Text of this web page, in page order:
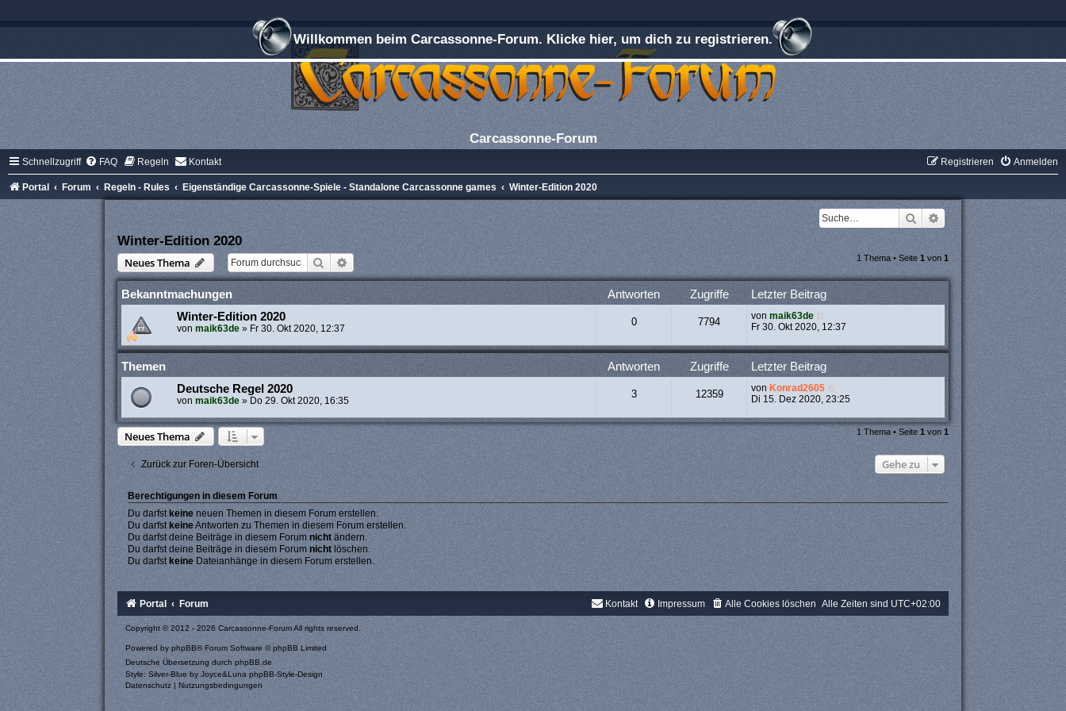
Willkommen beim Carcassonne-Forum. Klicke hier, um dich zu registrieren.
Carcassonne-Forum
Schnellzugriff FAQ Regeln Kontakt Anmelden
Registrieren
Portal Forum Regeln - Rules Eigenständige Carcassonne-Spiele - Standalone Carcassonne games Winter-Edition 2020
Suche
Erweiterte Suche
Winter-Edition 2020
Neues Thema
Suche Erweiterte Suche 1 Thema • Seite1 von1
Bekanntmachungen Antworten Zugriffe Letzter Beitrag
Winter-Edition 2020
von maik63de» Fr 30. Okt 2020, 12:37
0 7794 vonmaik63de
Fr 30. Okt 2020, 12:37
Themen Antworten Zugriffe Letzter Beitrag
Deutsche Regel 2020
von maik63de» Do 29. Okt 2020, 16:35
3 12359 von Konrad2605
Di 15. Dez 2020, 23:25
Neues Thema 1 Thema • Seite1von1
Zurück zur Foren-Übersicht Gehe zu
Berechtigungen in diesem Forum
Du darfstkeineneuen Themen in diesem Forum erstellen.
Du darfst keineAntworten zu Themen in diesem Forum erstellen.
Du darfst deine Beiträge in diesem Forumnichtändern.
Du darfst deine Beiträge in diesem Forum nichtlöschen.
Du darfst keineDateianhänge in diesem Forum erstellen.
Portal Forum Alle Zeiten sind UTC+02:00
Alle Cookies löschen
Impressum
Kontakt
Copyright © 2012 - 2026 Carcassonne-Forum All rights reserved.
Powered by phpBB® Forum Software © phpBB Limited
Deutsche Übersetzung durch phpBB.de
Style: Silver-Blue by Joyce&Luna phpBB-Style-Design
Datenschutz | Nutzungsbedingungen